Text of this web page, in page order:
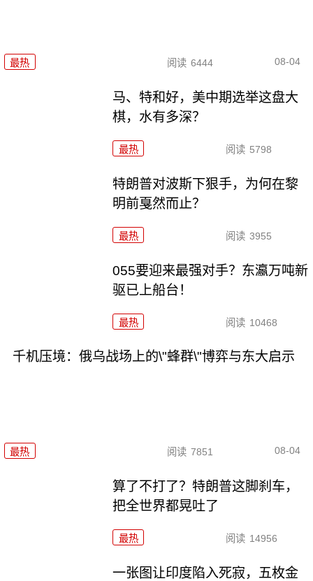
最热 阅读 6444 08-04
马、特和好，美中期选举这盘大
棋，水有多深？
最热 阅读 5798
特朗普对波斯下狠手，为何在黎
明前戛然而止？
最热 阅读 3955
055要迎来最强对手？东瀛万吨新
驱已上船台！
最热 阅读 10468
千机压境：俄乌战场上的\"蜂群\"博弈与东大启示
最热 阅读 7851 08-04
算了不打了？特朗普这脚刹车，
把全世界都晃吐了
最热 阅读 14956
一张图让印度陷入死寂，五枚金